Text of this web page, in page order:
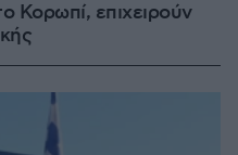
Κορωπί, επιχειρούν